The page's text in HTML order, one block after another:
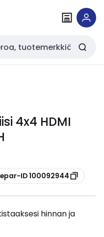
4x4 HDMI
ID 100092944
hinnan ja